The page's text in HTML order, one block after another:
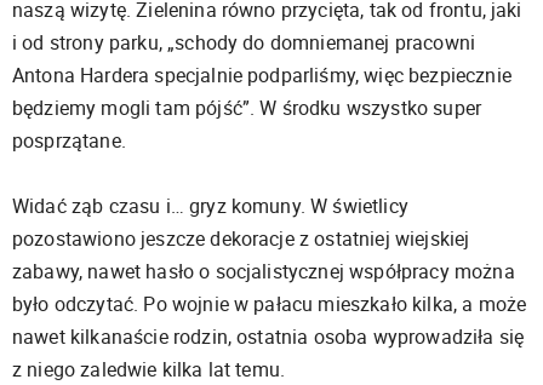
naszą wizytę. Zielenina równo przycięta, tak od frontu, jaki
i od strony parku, „schody do domniemanej pracowni
Antona Hardera specjalnie podparliśmy, więc bezpiecznie
będziemy mogli tam pójść”. W środku wszystko super
posprzątane.
Widać ząb czasu i… gryz komuny. W świetlicy
pozostawiono jeszcze dekoracje z ostatniej wiejskiej
zabawy, nawet hasło o socjalistycznej współpracy można
było odczytać. Po wojnie w pałacu mieszkało kilka, a może
nawet kilkanaście rodzin, ostatnia osoba wyprowadziła się
z niego zaledwie kilka lat temu.